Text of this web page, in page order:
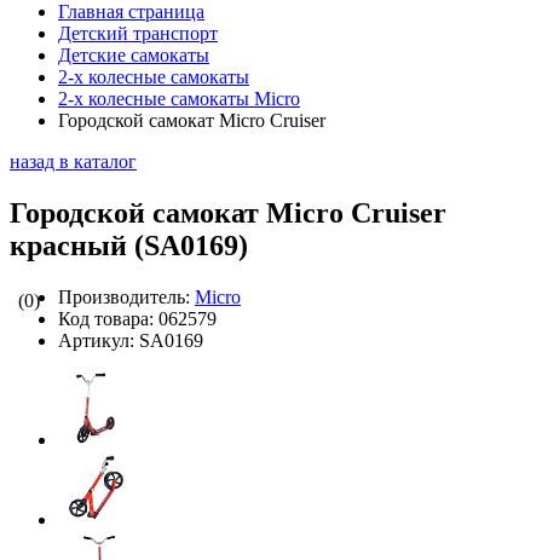
Главная страница
Детский транспорт
Детские самокаты
2-х колесные самокаты
2-х колесные самокаты Micro
Городской самокат Micro Cruiser
назад в каталог
Городской самокат Micro Cruiser
красный (SA0169)
(0) Производитель: Micro
Код товара: 062579
Артикул: SA0169